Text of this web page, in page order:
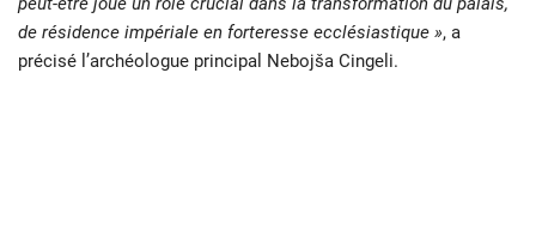
de résidence impériale en forteresse ecclésiastique », a
précisé l’archéologue principal Nebojša Cingeli.